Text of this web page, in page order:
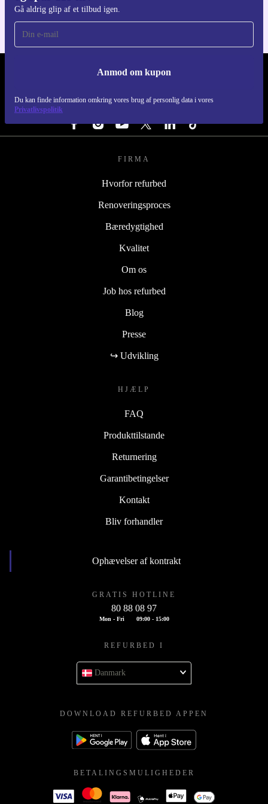
Gå aldrig glip af et tilbud igen.
Anmod om kupon
Du kan finde information omkring vores brug af personlig data i vores
Privatlivspolitik
REFURBED DANMARK - RETHINK NEW.
FØLG OS
FIRMA
Hvorfor refurbed
Renoveringsproces
Bæredygtighed
Kvalitet
Om os
Job hos refurbed
Blog
Presse
↪ Udvikling
HJÆLP
FAQ
Produkttilstande
Returnering
Garantibetingelser
Kontakt
Bliv forhandler
Ophævelser af kontrakt
GRATIS HOTLINE
80 88 08 97
Mon - Fri 09:00 - 15:00
REFURBED I
Danmark
DOWNLOAD REFURBED APPEN
BETALINGSMULIGHEDER